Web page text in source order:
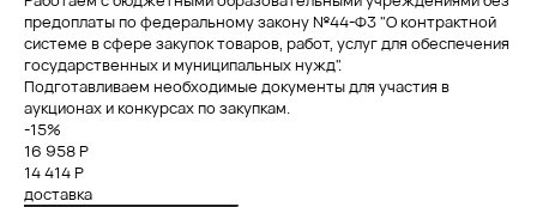
предоплаты по федеральному закону №44-Ф3 "О контрактной
системе в сфере закупок товаров, работ, услуг для обеспечения
государственных и муниципальных нужд".
Подготавливаем необходимые документы для участия в
аукционах и конкурсах по закупкам.
-15%
16 958 Р
14 414 Р
доставка